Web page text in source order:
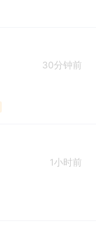
30分钟前
1小时前